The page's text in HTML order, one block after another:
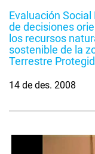
Evaluación
de decisiones
los recursos
sostenible de la
Terrestre
14 de des. 2008